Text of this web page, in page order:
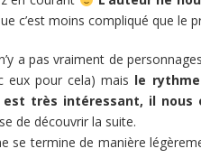
c’est moins compliqué que le
a pas vraiment de
eux pour cela) mais le
très intéressant, il nous
de découvrir la suite.
se termine de manière